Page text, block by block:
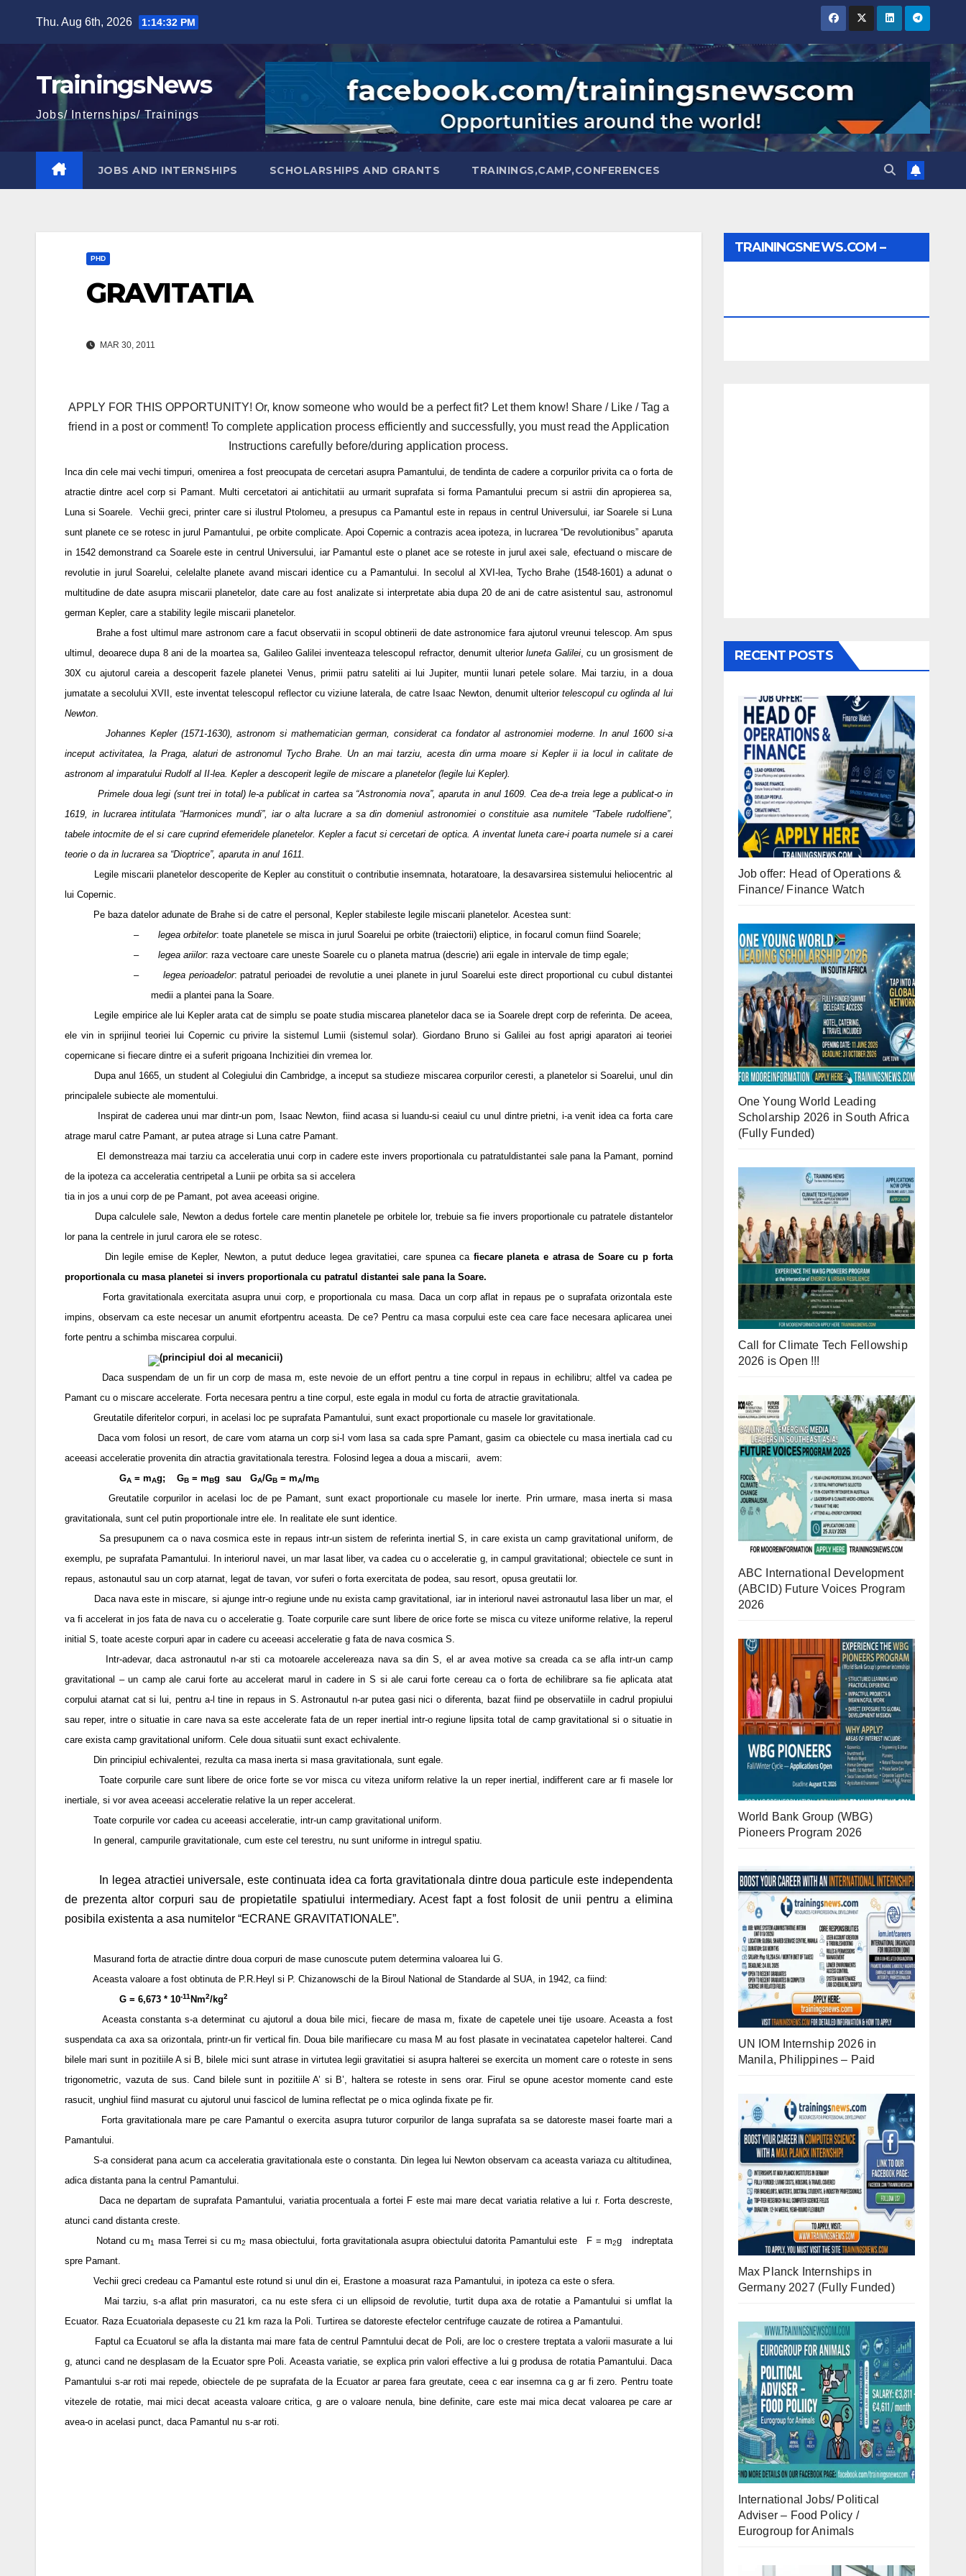
content
Thu. Aug 6th, 2026 1:14:33 PM
TrainingsNews
Jobs/ Internships/ Trainings
JOBS AND INTERNSHIPS SCHOLARSHIPS AND GRANTS TRAININGS,CAMP,CONFERENCES
PHD
GRAVITATIA
MAR 30, 2011
APPLY FOR THIS OPPORTUNITY! Or, know someone who would be a perfect fit? Let them know! Share / Like / Tag a
friend in a post or comment! To complete application process efficiently and successfully, you must read the Application
Instructions carefully before/during application process.
Inca din cele mai vechi timpuri, omenirea a fost preocupata de cercetari asupra Pamantului, de tendinta de cadere a corpurilor privita ca o forta de
atractie dintre acel corp si Pamant. Multi cercetatori ai antichitatii au urmarit suprafata si forma Pamantului precum si astrii din apropierea sa,
Luna si Soarele. Vechii greci, printer care si ilustrul Ptolomeu, a presupus ca Pamantul este in repaus in centrul Universului, iar Soarele si Luna
sunt planete ce se rotesc in jurul Pamantului, pe orbite complicate. Apoi Copernic a contrazis acea ipoteza, in lucrarea “De revolutionibus” aparuta
in 1542 demonstrand ca Soarele este in centrul Universului, iar Pamantul este o planet ace se roteste in jurul axei sale, efectuand o miscare de
revolutie in jurul Soarelui, celelalte planete avand miscari identice cu a Pamantului. In secolul al XVI-lea, Tycho Brahe (1548-1601) a adunat o
multitudine de date asupra miscarii planetelor, date care au fost analizate si interpretate abia dupa 20 de ani de catre asistentul sau, astronomul
german Kepler, care a stability legile miscarii planetelor.
Brahe a fost ultimul mare astronom care a facut observatii in scopul obtinerii de date astronomice fara ajutorul vreunui telescop. Am spus
ultimul, deoarece dupa 8 ani de la moartea sa, Galileo Galilei inventeaza telescopul refractor, denumit ulterior luneta Galilei, cu un grosisment de
30X cu ajutorul careia a descoperit fazele planetei Venus, primii patru sateliti ai lui Jupiter, muntii lunari petele solare. Mai tarziu, in a doua
jumatate a secolului XVII, este inventat telescopul reflector cu viziune laterala, de catre Isaac Newton, denumit ulteriortelescopul cu oglinda al lui
Newton
Johannes Kepler (1571-1630), astronom si mathematician german, considerat ca fondator al astronomiei moderne. In anul 1600 si-a
inceput activitatea, la Praga, alaturi de astronomul Tycho Brahe. Un an mai tarziu, acesta din urma moare si Kepler ii ia locul in calitate de
astronom al imparatului Rudolf al II-lea. Kepler a descoperit legile de miscare a planetelor (legile lui Kepler).
Primele doua legi (sunt trei in total) le-a publicat in cartea sa “Astronomia nova”, aparuta in anul 1609. Cea de-a treia lege a publicat-o in
1619, in lucrarea intitulata “Harmonices mundi”, iar o alta lucrare a sa din domeniul astronomiei o constituie asa numitele “Tabele rudolfiene”,
tabele intocmite de el si care cuprind efemeridele planetelor. Kepler a facut si cercetari de optica. A inventat luneta care-i poarta numele si a carei
teorie o da in lucrarea sa “Dioptrice”, aparuta in anul 1611.
Legile miscarii planetelor descoperite de Kepler au constituit o contributie insemnata, hotaratoare, la desavarsirea sistemului heliocentric al
lui Copernic.
Pe baza datelor adunate de Brahe si de catre el personal, Kepler stabileste legile miscarii planetelor. Acestea sunt:
–
legea orbitelor: toate planetele se misca in jurul Soarelui pe orbite (traiectorii) eliptice, in focarul comun fiind Soarele;
–
legea ariilor: raza vectoare care uneste Soarele cu o planeta matrua (descrie) arii egale in intervale de timp egale;
–
legea perioadelor: patratul perioadei de revolutie a unei planete in jurul Soarelui este direct proportional cu cubul distantei
medii a plantei pana la Soare.
Legile empirice ale lui Kepler arata cat de simplu se poate studia miscarea planetelor daca se ia Soarele drept corp de referinta.
De aceea,
ele vin in sprijinul teoriei lui Copernic cu privire la sistemul Lumii (sistemul solar). Giordano Bruno si Galilei au fost aprigi aparatori ai teoriei
copernicane si fiecare dintre ei a suferit prigoana Inchizitiei din vremea lor.
Dupa anul 1665, un student al Colegiului din Cambridge, a inceput sa studieze miscarea corpurilor ceresti, a planetelor si Soarelui, unul din
principalele subiecte ale momentului.
Inspirat de caderea unui mar dintr-un pom, Isaac Newton, fiind acasa si luandu-si ceaiul cu unul dintre prietni, i-a venit idea ca forta care
atrage marul catre Pamant, ar putea atrage si Luna catre Pamant.
El demonstreaza mai tarziu ca acceleratia unui corp in cadere este invers proportionala cu patratuldistantei sale pana la Pamant, pornind
de la ipoteza ca acceleratia centripetal a Lunii pe orbita sa si accelera
tia in jos a unui corp de pe Pamant, pot avea aceeasi origine.
Dupa calculele sale, Newton a dedus fortele care mentin planetele pe orbitele lor, trebuie sa fie invers proportionale cu patratele distantelor
lor pana la centrele in jurul carora ele se rotesc.
Din legile emise de Kepler, Newton, a putut deduce legea gravitatiei, care spunea ca fiecare planeta e atrasa de Soare cu p forta
proportionala cu masa planetei si invers proportionala cu patratul distantei sale pana la Soare.
Forta gravitationala exercitata asupra unui corp, e proportionala cu masa. Daca un corp aflat in repaus pe o suprafata orizontala este
impins, observam ca este necesar un anumit efortpentru aceasta. De ce? Pentru ca masa corpului este cea care face necesara aplicarea unei
forte pentru a schimba miscarea corpului.
(principiul doi al mecanicii)
Daca suspendam de un fir un corp de masa m, este nevoie de un effort pentru a tine corpul in repaus in echilibru; altfel va cadea pe
Pamant cu o miscare accelerate. Forta necesara pentru a tine corpul, este egala in modul cu forta de atractie gravitationala.
Greutatile diferitelor corpuri, in acelasi loc pe suprafata Pamantului, sunt exact proportionale cu masele lor gravitationale.
Daca vom folosi un resort, de care vom atarna un corp si-l vom lasa sa cada spre Pamant, gasim ca obiectele cu masa inertiala cad cu
aceeasi acceleratie provenita din atractia gravitationala terestra. Folosind legea a doua a miscarii, avem:
GA = mAg; GB = mBg sau GA/GB = mA/mB
Greutatile corpurilor in acelasi loc de pe Pamant, sunt exact proportionale cu masele lor inerte. Prin urmare, masa inerta si masa
gravitationala, sunt cel putin proportionale intre ele. In realitate ele sunt identice.
Sa presupunem ca o nava cosmica este in repaus intr-un sistem de referinta inertial S, in care exista un camp gravitational uniform, de
exemplu, pe suprafata Pamantului. In interiorul navei, un mar lasat liber, va cadea cu o acceleratie g, in campul gravitational; obiectele ce sunt in
repaus, astonautul sau un corp atarnat, legat de tavan, vor suferi o forta exercitata de podea, sau resort, opusa greutatii lor.
Daca nava este in miscare, si ajunge intr-o regiune unde nu exista camp gravitational, iar in interiorul navei astronautul lasa liber un mar, el
va fi accelerat in jos fata de nava cu o acceleratie g. Toate corpurile care sunt libere de orice forte se misca cu viteze uniforme relative, la reperul
initial S, toate aceste corpuri apar in cadere cu aceeasi acceleratie g fata de nava cosmica S.
Intr-adevar, daca astronautul n-ar sti ca motoarele accelereaza nava sa din S, el ar avea motive sa creada ca se afla intr-un camp
gravitational – un camp ale carui forte au accelerat marul in cadere in S si ale carui forte cereau ca o forta de echilibrare sa fie aplicata atat
corpului atarnat cat si lui, pentru a-l tine in repaus in S. Astronautul n-ar putea gasi nici o diferenta, bazat fiind pe observatiile in cadrul propiului
sau reper, intre o situatie in care nava sa este accelerate fata de un reper inertial intr-o regiune lipsita total de camp gravitational si o situatie in
care exista camp gravitational uniform. Cele doua situatii sunt exact echivalente.
Din principiul echivalentei, rezulta ca masa inerta si masa gravitationala, sunt egale.
Toate corpurile care sunt libere de orice forte se vor misca cu viteza uniform relative la un reper inertial, indifferent care ar fi masele lor
inertiale, si vor avea aceeasi acceleratie relative la un reper accelerat.
Toate corpurile vor cadea cu aceeasi acceleratie, intr-un camp gravitational uniform.
In general, campurile gravitationale, cum este cel terestru, nu sunt uniforme in intregul spatiu.
In legea atractiei universale, este continuata idea ca forta gravitationala dintre doua particule este independenta
de prezenta altor corpuri sau de propietatile spatiului intermediary. Acest fapt a fost folosit de unii pentru a elimina
posibila existenta a asa numitelor “ECRANE GRAVITATIONALE”.
Masurand forta de atractie dintre doua corpuri de mase cunoscute putem determina valoarea lui G.
Aceasta valoare a fost obtinuta de P.R.Heyl si P. Chizanowschi de la Biroul National de Standarde al SUA, in 1942, ca fiind:
G = 6,673 * 10-11 Nm2/kg2
Aceasta constanta s-a determinat cu ajutorul a doua bile mici, fiecare de masa m, fixate de capetele unei tije usoare. Aceasta a fost
suspendata ca axa sa orizontala, printr-un fir vertical fin. Doua bile marifiecare cu masa M au fost plasate in vecinatatea capetelor halterei. Cand
bilele mari sunt in pozitiile A si B, bilele mici sunt atrase in virtutea legii gravitatiei si asupra halterei se exercita un moment care o roteste in sens
trigonometric, vazuta de sus. Cand bilele sunt in pozitiile A’ si B’, haltera se roteste in sens orar. Firul se opune acestor momente cand este
rasucit, unghiul fiind masurat cu ajutorul unui fascicol de lumina reflectat pe o mica oglinda fixate pe fir.
Forta gravitationala mare pe care Pamantul o exercita asupra tuturor corpurilor de langa suprafata sa se datoreste masei foarte mari a
Pamantului.
S-a considerat pana acum ca acceleratia gravitationala este o constanta. Din legea lui Newton observam ca aceasta variaza cu altitudinea,
adica distanta pana la centrul Pamantului.
Daca ne departam de suprafata Pamantului, variatia procentuala a fortei F este mai mare decat variatia relative a lui r. Forta descreste,
atunci cand distanta creste.
Notand cu m1 masa Terrei si cu m2 masa obiectului, forta gravitationala asupra obiectului datorita Pamantului este F = m2g indreptata
spre Pamant.
Vechii greci credeau ca Pamantul este rotund si unul din ei, Erastone a moasurat raza Pamantului, in ipoteza ca este o sfera.
Mai tarziu, s-a aflat prin masuratori, ca nu este sfera ci un ellipsoid de revolutie, turtit dupa axa de rotatie a Pamantului si umflat la
Ecuator. Raza Ecuatoriala depaseste cu 21 km raza la Poli. Turtirea se datoreste efectelor centrifuge cauzate de rotirea a Pamantului.
Faptul ca Ecuatorul se afla la distanta mai mare fata de centrul Pamntului decat de Poli, are loc o crestere treptata a valorii masurate a lui
g, atunci cand ne desplasam de la Ecuator spre Poli. Aceasta variatie, se explica prin valori effective a lui g produsa de rotatia Pamantului. Daca
Pamantului s-ar roti mai repede, obiectele de pe suprafata de la Ecuator ar parea fara greutate, ceea c ear insemna ca g ar fi zero. Pentru toate
vitezele de rotatie, mai mici decat aceasta valoare critica, g are o valoare nenula, bine definite, care este mai mica decat valoarea pe care ar
avea-o in acelasi punct, daca Pamantul nu s-ar roti.
TRAININGSNEWS.COM –
RECENT POSTS
Job offer: Head of Operations &
Finance/ Finance Watch
One Young World Leading
Scholarship 2026 in South Africa
(Fully Funded)
Call for Climate Tech Fellowship
2026 is Open !!!
ABC International Development
(ABCID) Future Voices Program
2026
World Bank Group (WBG)
Pioneers Program 2026
UN IOM Internship 2026 in
Manila, Philippines – Paid
Max Planck Internships in
Germany 2027 (Fully Funded)
International Jobs/ Political
Adviser – Food Policy /
Eurogroup for Animals